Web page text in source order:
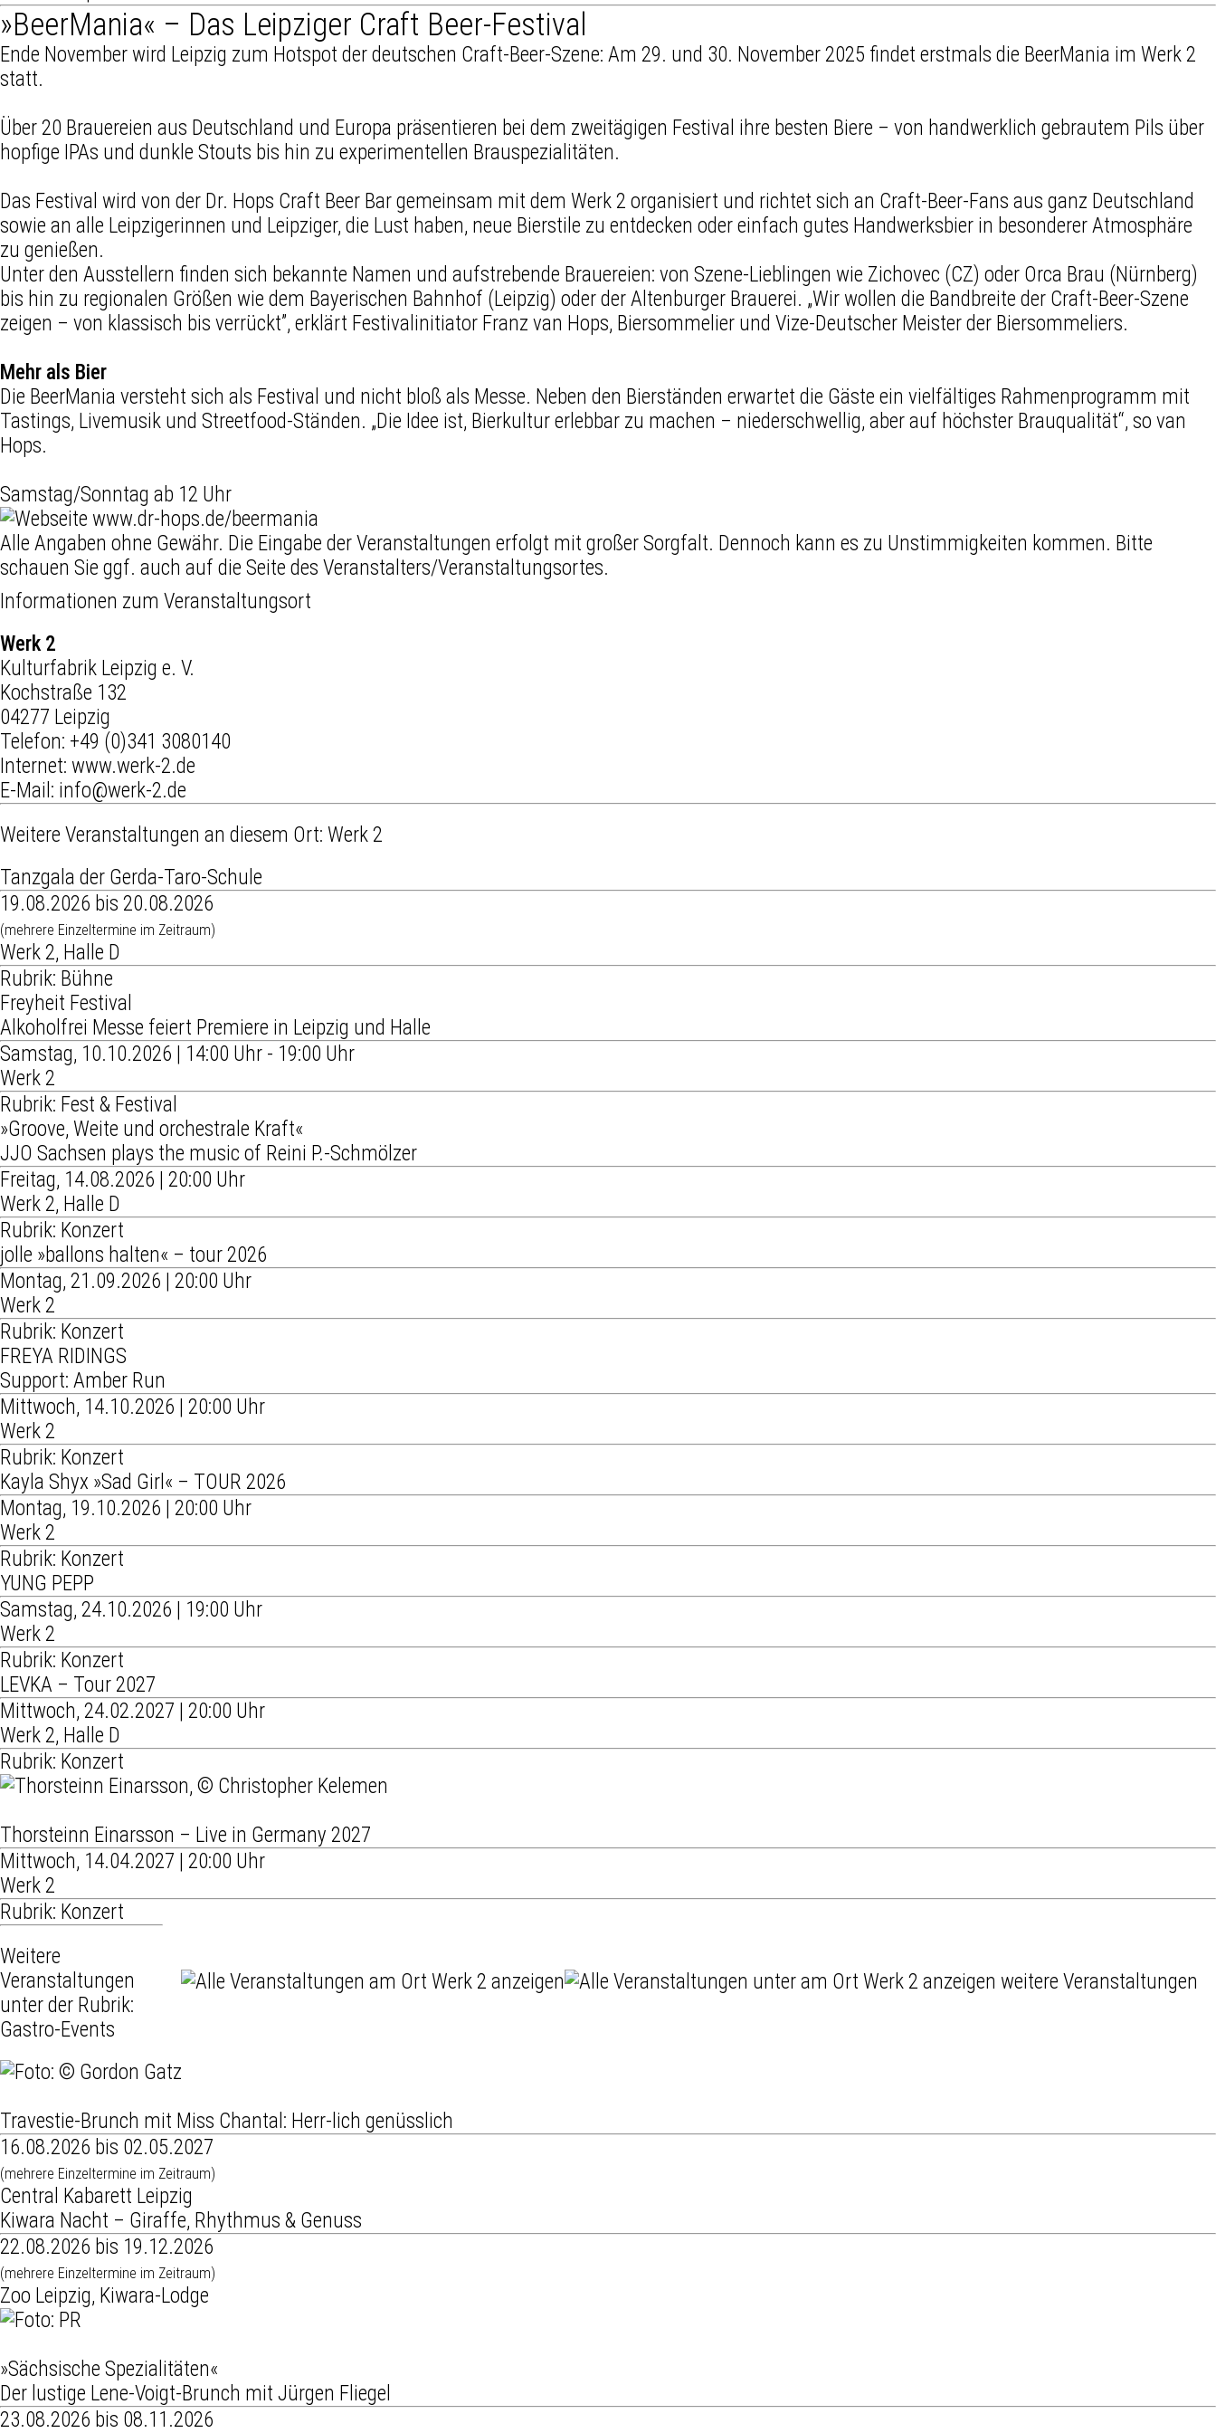
»BeerMania« – Das Leipziger Craft Beer-Festival
Ende November wird Leipzig zum Hotspot der deutschen Craft-Beer-Szene: Am 29. und 30. November 2025 findet erstmals die BeerMania im Werk 2
statt.
Über 20 Brauereien aus Deutschland und Europa präsentieren bei dem zweitägigen Festival ihre besten Biere – von handwerklich gebrautem Pils über
hopfige IPAs und dunkle Stouts bis hin zu experimentellen Brauspezialitäten.
Das Festival wird von der Dr. Hops Craft Beer Bar gemeinsam mit dem Werk 2 organisiert und richtet sich an Craft-Beer-Fans aus ganz Deutschland
sowie an alle Leipzigerinnen und Leipziger, die Lust haben, neue Bierstile zu entdecken oder einfach gutes Handwerksbier in besonderer Atmosphäre
zu genießen.
Unter den Ausstellern finden sich bekannte Namen und aufstrebende Brauereien: von Szene-Lieblingen wie Zichovec (CZ) oder Orca Brau (Nürnberg)
bis hin zu regionalen Größen wie dem Bayerischen Bahnhof (Leipzig) oder der Altenburger Brauerei. „Wir wollen die Bandbreite der Craft-Beer-Szene
zeigen – von klassisch bis verrückt”, erklärt Festivalinitiator Franz van Hops, Biersommelier und Vize-Deutscher Meister der Biersommeliers.
Mehr als Bier
Die BeerMania versteht sich als Festival und nicht bloß als Messe. Neben den Bierständen erwartet die Gäste ein vielfältiges Rahmenprogramm mit
Tastings, Livemusik und Streetfood-Ständen. „Die Idee ist, Bierkultur erlebbar zu machen – niederschwellig, aber auf höchster Brauqualität“, so van
Hops.
Samstag/Sonntag ab 12 Uhr
www.dr-hops.de/beermania
Alle Angaben ohne Gewähr. Die Eingabe der Veranstaltungen erfolgt mit großer Sorgfalt. Dennoch kann es zu Unstimmigkeiten kommen. Bitte
schauen Sie ggf. auch auf die Seite des Veranstalters/Veranstaltungsortes.
Informationen zum Veranstaltungsort
Werk 2
Kulturfabrik Leipzig e. V.
Kochstraße 132
04277 Leipzig
Telefon: +49 (0)341 3080140
Internet: www.werk-2.de
E-Mail: info@werk-2.de
Weitere Veranstaltungen an diesem Ort: Werk 2
Tanzgala der Gerda-Taro-Schule
19.08.2026 bis 20.08.2026
(mehrere Einzeltermine im Zeitraum)
Werk 2, Halle D
Rubrik: Bühne
Freyheit Festival
Alkoholfrei Messe feiert Premiere in Leipzig und Halle
Samstag, 10.10.2026 | 14:00 Uhr - 19:00 Uhr
Werk 2
Rubrik: Fest & Festival
»Groove, Weite und orchestrale Kraft«
JJO Sachsen plays the music of Reini P.-Schmölzer
Freitag, 14.08.2026 | 20:00 Uhr
Werk 2, Halle D
Rubrik: Konzert
jolle »ballons halten« – tour 2026
Montag, 21.09.2026 | 20:00 Uhr
Werk 2
Rubrik: Konzert
FREYA RIDINGS
Support: Amber Run
Mittwoch, 14.10.2026 | 20:00 Uhr
Werk 2
Rubrik: Konzert
Kayla Shyx »Sad Girl« – TOUR 2026
Montag, 19.10.2026 | 20:00 Uhr
Werk 2
Rubrik: Konzert
YUNG PEPP
Samstag, 24.10.2026 | 19:00 Uhr
Werk 2
Rubrik: Konzert
LEVKA – Tour 2027
Mittwoch, 24.02.2027 | 20:00 Uhr
Werk 2, Halle D
Rubrik: Konzert
Thorsteinn Einarsson – Live in Germany 2027
Mittwoch, 14.04.2027 | 20:00 Uhr
Werk 2
Rubrik: Konzert
weitere Veranstaltungen
Weitere
Veranstaltungen
unter der Rubrik:
Gastro-Events
Travestie-Brunch mit Miss Chantal: Herr-lich genüsslich
16.08.2026 bis 02.05.2027
(mehrere Einzeltermine im Zeitraum)
Central Kabarett Leipzig
Kiwara Nacht – Giraffe, Rhythmus & Genuss
22.08.2026 bis 19.12.2026
(mehrere Einzeltermine im Zeitraum)
Zoo Leipzig, Kiwara-Lodge
»Sächsische Spezialitäten«
Der lustige Lene-Voigt-Brunch mit Jürgen Fliegel
23.08.2026 bis 08.11.2026